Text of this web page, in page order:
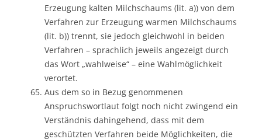
Erzeugung kalten Milchschaums (lit. a)) von dem
Verfahren zur Erzeugung warmen Milchschaums
(lit. b)) trennt, sie jedoch gleichwohl in beiden
Verfahren – sprachlich jeweils angezeigt durch
das Wort „wahlweise“ – eine Wahlmöglichkeit
verortet.
Aus dem so in Bezug genommenen
Anspruchswortlaut folgt noch nicht zwingend ein
Verständnis dahingehend, dass mit dem
geschützten Verfahren beide Möglichkeiten, die